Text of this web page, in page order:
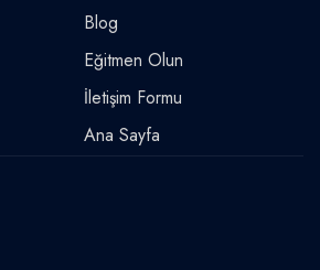
Blog
Eğitmen Olun
İletişim Formu
Ana Sayfa